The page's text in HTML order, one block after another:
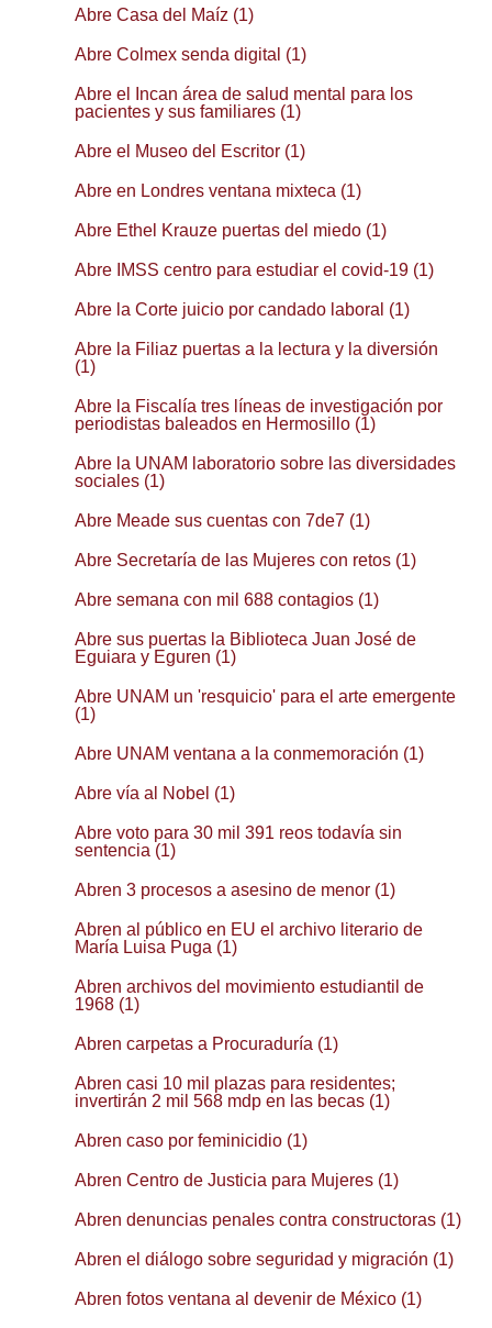
Abre Casa del Maíz (1)
Abre Colmex senda digital (1)
Abre el Incan área de salud mental para los
pacientes y sus familiares (1)
Abre el Museo del Escritor (1)
Abre en Londres ventana mixteca (1)
Abre Ethel Krauze puertas del miedo (1)
Abre IMSS centro para estudiar el covid-19 (1)
Abre la Corte juicio por candado laboral (1)
Abre la Filiaz puertas a la lectura y la diversión
(1)
Abre la Fiscalía tres líneas de investigación por
periodistas baleados en Hermosillo (1)
Abre la UNAM laboratorio sobre las diversidades
sociales (1)
Abre Meade sus cuentas con 7de7 (1)
Abre Secretaría de las Mujeres con retos (1)
Abre semana con mil 688 contagios (1)
Abre sus puertas la Biblioteca Juan José de
Eguiara y Eguren (1)
Abre UNAM un 'resquicio' para el arte emergente
(1)
Abre UNAM ventana a la conmemoración (1)
Abre vía al Nobel (1)
Abre voto para 30 mil 391 reos todavía sin
sentencia (1)
Abren 3 procesos a asesino de menor (1)
Abren al público en EU el archivo literario de
María Luisa Puga (1)
Abren archivos del movimiento estudiantil de
1968 (1)
Abren carpetas a Procuraduría (1)
Abren casi 10 mil plazas para residentes;
invertirán 2 mil 568 mdp en las becas (1)
Abren caso por feminicidio (1)
Abren Centro de Justicia para Mujeres (1)
Abren denuncias penales contra constructoras (1)
Abren el diálogo sobre seguridad y migración (1)
Abren fotos ventana al devenir de México (1)